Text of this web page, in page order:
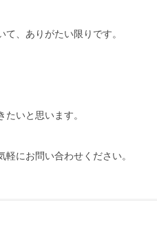
、ありがたい限りです。
いと思います。
にお問い合わせください。